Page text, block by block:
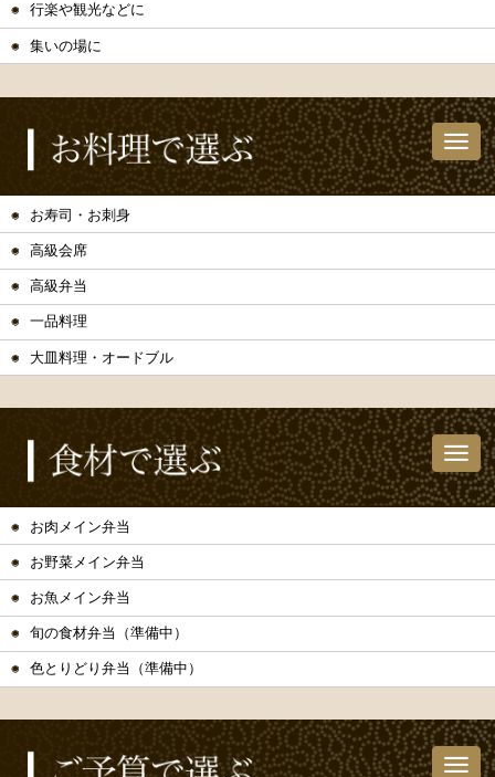
行楽や観光などに
集いの場に
お寿司・お刺身
高級会席
高級弁当
一品料理
大皿料理・オードブル
お肉メイン弁当
お野菜メイン弁当
お魚メイン弁当
旬の食材弁当（準備中）
色とりどり弁当（準備中）